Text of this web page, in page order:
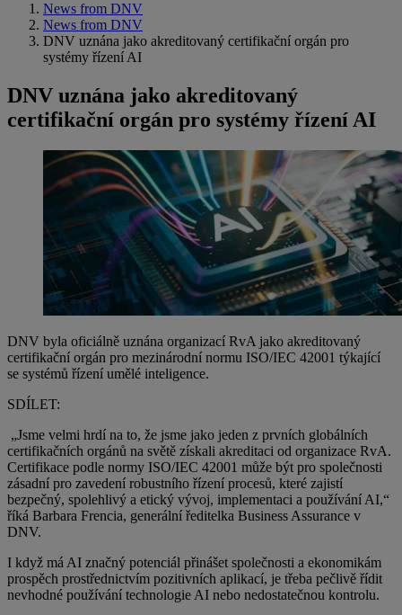
News from DNV
News from DNV
DNV uznána jako akreditovaný certifikační orgán pro
systémy řízení AI
DNV uznána jako akreditovaný
certifikační orgán pro systémy řízení AI
DNV byla oficiálně uznána organizací RvA jako akreditovaný
certifikační orgán pro mezinárodní normu ISO/IEC 42001 týkající
se systémů řízení umělé inteligence.
SDÍLET:
„Jsme velmi hrdí na to, že jsme jako jeden z prvních globálních
certifikačních orgánů na světě získali akreditaci od organizace RvA.
Certifikace podle normy ISO/IEC 42001 může být pro společnosti
zásadní pro zavedení robustního řízení procesů, které zajistí
bezpečný, spolehlivý a etický vývoj, implementaci a používání AI,“
říká Barbara Frencia, generální ředitelka Business Assurance v
DNV.
I když má AI značný potenciál přinášet společnosti a ekonomikám
prospěch prostřednictvím pozitivních aplikací, je třeba pečlivě řídit
nevhodné používání technologie AI nebo nedostatečnou kontrolu.